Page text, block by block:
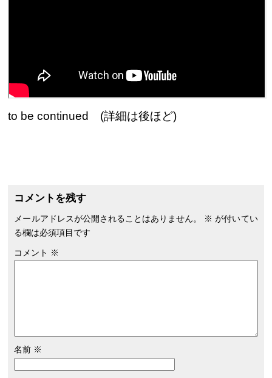
to be continued (詳細は後ほど)
コメントを残す
メールアドレスが公開されることはありません。 ※ が付いてい
る欄は必須項目です
コメント ※
名前 ※